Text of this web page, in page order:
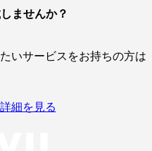
ませんか？
いサービスをお持ちの方は
細を見る